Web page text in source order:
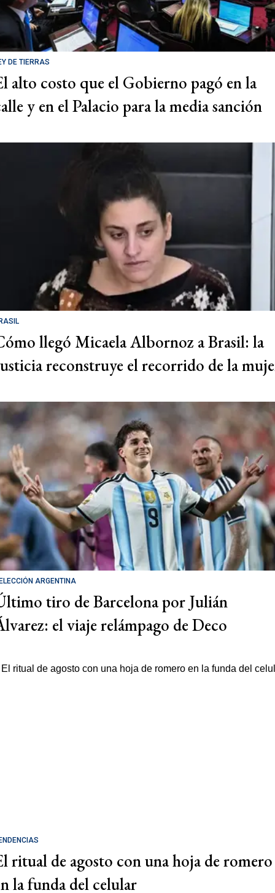
DE TIERRAS
alto costo que el Gobierno pagó en la
y en el Palacio para la media sanción
llegó Micaela Albornoz a Brasil: la
reconstruye el recorrido de la
ARGENTINA
tiro de Barcelona por Julián
el viaje relámpago de Deco
ritual de agosto con una hoja de romero
la funda del celular